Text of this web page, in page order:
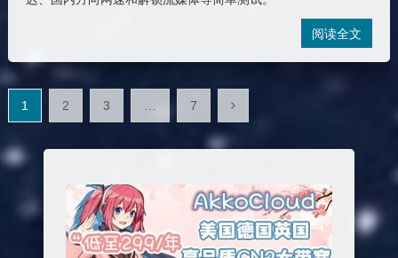
阅读全文
文
章
分
页
1 2 3 7